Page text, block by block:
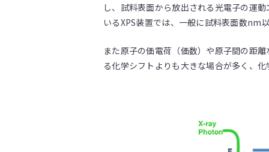
し、試料表面から放出される光電子の運
いるXPS装置では、一般に試料表面数nm
また原子の価電荷（価数）や原子間の距
る化学シフトよりも大きな場合が多く、